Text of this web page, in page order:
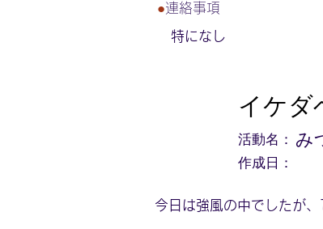
●連絡事項
特になし
イケダ
活動名： み
作成日：
今日は強風の中でしたが